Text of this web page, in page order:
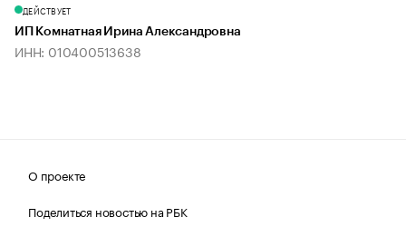
ДЕЙСТВУЕТ
ИП Комнатная Ирина Александровна
ИНН: 010400513638
О проекте
Поделиться новостью на РБК